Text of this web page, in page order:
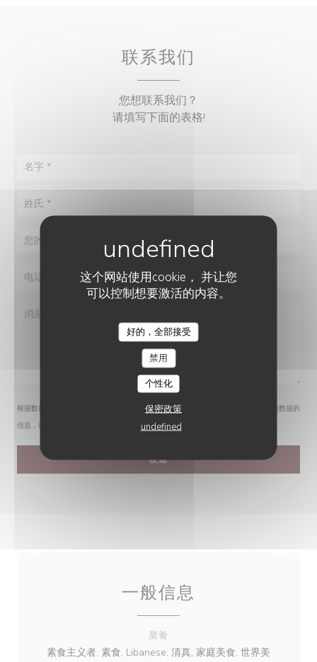
这个网站使用cookie， 并让您
可以控制想要激活的内容。
好的，全部接受
禁用
个性化
保密政策
undefined
联系我们
您想联系我们？
请填写下面的表格!
根据数据保护法规，您有权拒绝接收营销电话。如需了解更多关于我们如何处理您的数据的
信息，请查看我们的
一般信息
菜肴
素食主义者, 素食, Libanese, 清真, 家庭美食, 世界美